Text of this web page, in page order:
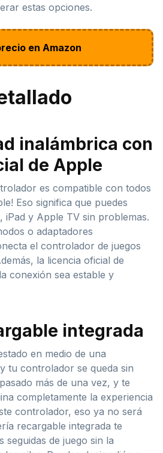
estas opciones.
en Amazon
inalámbrica con
de Apple
es compatible con todos
Eso significa que puedes
iPad y Apple TV sin problemas.
o adaptadores
el controlador de juegos
la licencia oficial de
conexión sea estable y
integrada
en medio de una
tu controlador se queda sin
más de una vez, y te
completamente la experiencia
controlador, eso ya no será
recargable integrada te
seguidas de juego sin la